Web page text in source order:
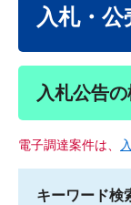
入札・公
入札公告
電子調達案件は、
キーワード検